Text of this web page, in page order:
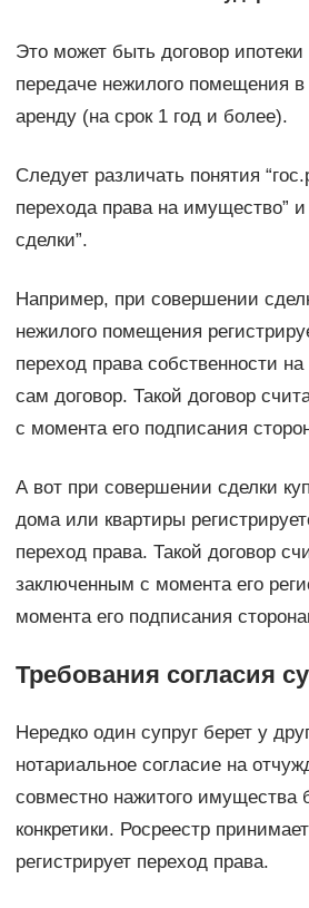
Это может быть договор
передаче нежилого помещения в
аренду (на срок 1 год и более).
Следует различать понятия
перехода права на имущество” и
сделки”.
Например, при совершении
нежилого помещения
переход права собственности
сам договор. Такой договор
с момента его подписания
А вот при совершении сделки
дома или квартиры
переход права. Такой договор
заключенным с момента его
момента его подписания
Требования согласия
Нередко один супруг берет у
нотариальное согласие на
совместно нажитого имущества
конкретики. Росреестр
регистрирует переход права.